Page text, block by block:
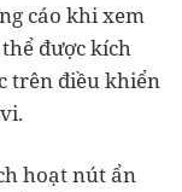
cáo khi xem
được kích
trên điều khiển
hoạt nút ẩn